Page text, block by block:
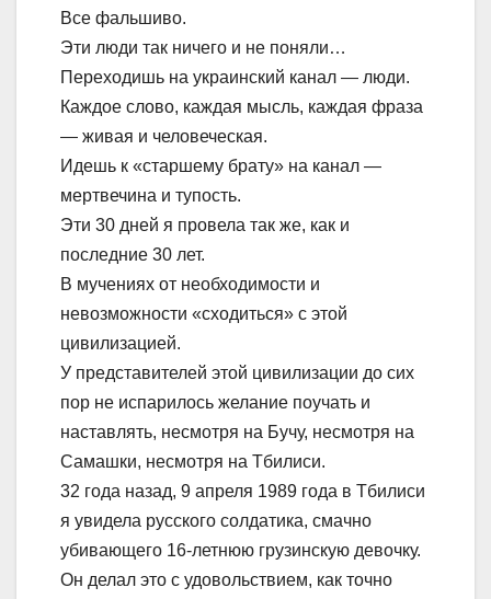
Все фальшиво.
Эти люди так ничего и не поняли…
Переходишь на украинский канал — люди.
Каждое слово, каждая мысль, каждая фраза
— живая и человеческая.
Идешь к «старшему брату» на канал —
мертвечина и тупость.
Эти 30 дней я провела так же, как и
последние 30 лет.
В мучениях от необходимости и
невозможности «сходиться» с этой
цивилизацией.
У представителей этой цивилизации до сих
пор не испарилось желание поучать и
наставлять, несмотря на Бучу, несмотря на
Самашки, несмотря на Тбилиси.
32 года назад, 9 апреля 1989 года в Тбилиси
я увидела русского солдатика, смачно
убивающего 16-летнюю грузинскую девочку.
Он делал это с удовольствием, как точно